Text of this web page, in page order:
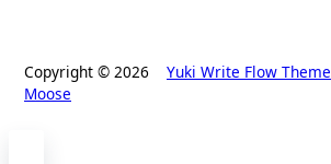
Copyright © 2026 Yuki Write Flow Theme
Moose